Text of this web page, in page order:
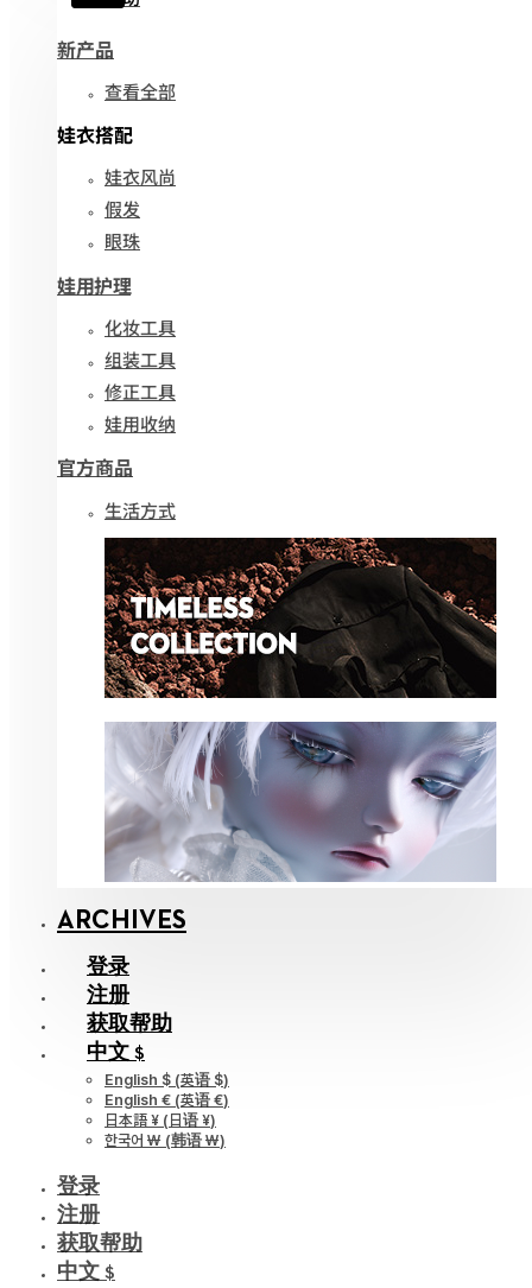
新产品
查看全部
娃衣搭配
娃衣风尚
假发
眼珠
娃用护理
化妆工具
组装工具
修正工具
娃用收纳
官方商品
生活方式
ARCHIVES
登录
注册
获取帮助
中文 $
English $ (英语 $)
English € (英语 €)
日本語 ¥ ( 日语 ¥)
한국어 ￦ (韩语 ￦)
登录
注册
获取帮助
中文 $